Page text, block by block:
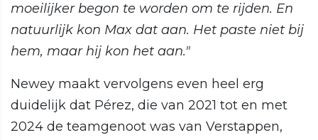
moeilijker begon te worden om te rijden. En
natuurlijk kon Max dat aan. Het paste niet bij
hem, maar hij kon het aan."
Newey maakt vervolgens even heel erg
duidelijk dat Pérez, die van 2021 tot en met
2024 de teamgenoot was van Verstappen,